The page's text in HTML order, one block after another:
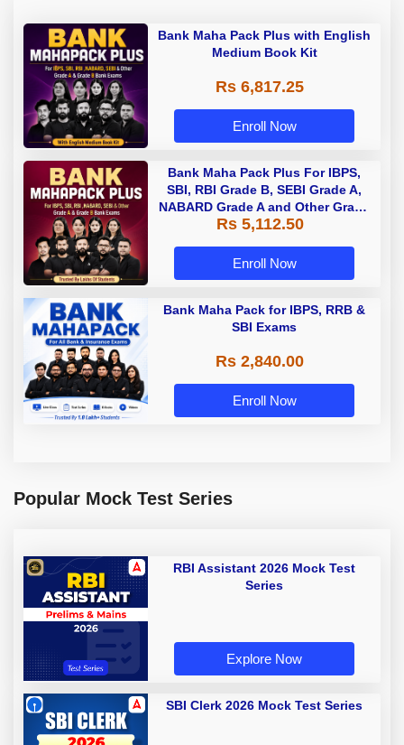
Bank Maha Pack Plus with English
Medium Book Kit
Rs 6,817.25
Enroll Now
Bank Maha Pack Plus For IBPS,
SBI, RBI Grade B, SEBI Grade A,
NABARD Grade A and Other Grade
A & Grade B Bank Exams
Rs 5,112.50
Enroll Now
Bank Maha Pack for IBPS, RRB &
SBI Exams
Rs 2,840.00
Enroll Now
Popular Mock Test Series
RBI Assistant 2026 Mock Test
Series
Explore Now
SBI Clerk 2026 Mock Test Series